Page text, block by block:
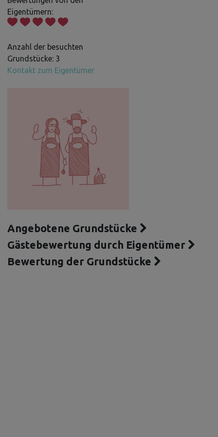
Eigentümern:
Anzahl der besuchten
Grundstücke: 3
Kontakt zum Eigentümer
Angebotene Grundstücke
Gästebewertung durch Eigentümer
Bewertung der Grundstücke